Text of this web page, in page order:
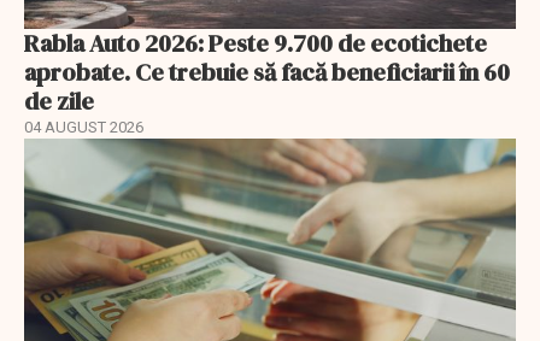
Rabla Auto 2026: Peste 9.700 de ecotichete
aprobate. Ce trebuie să facă beneficiarii în 60
de zile
04 AUGUST 2026